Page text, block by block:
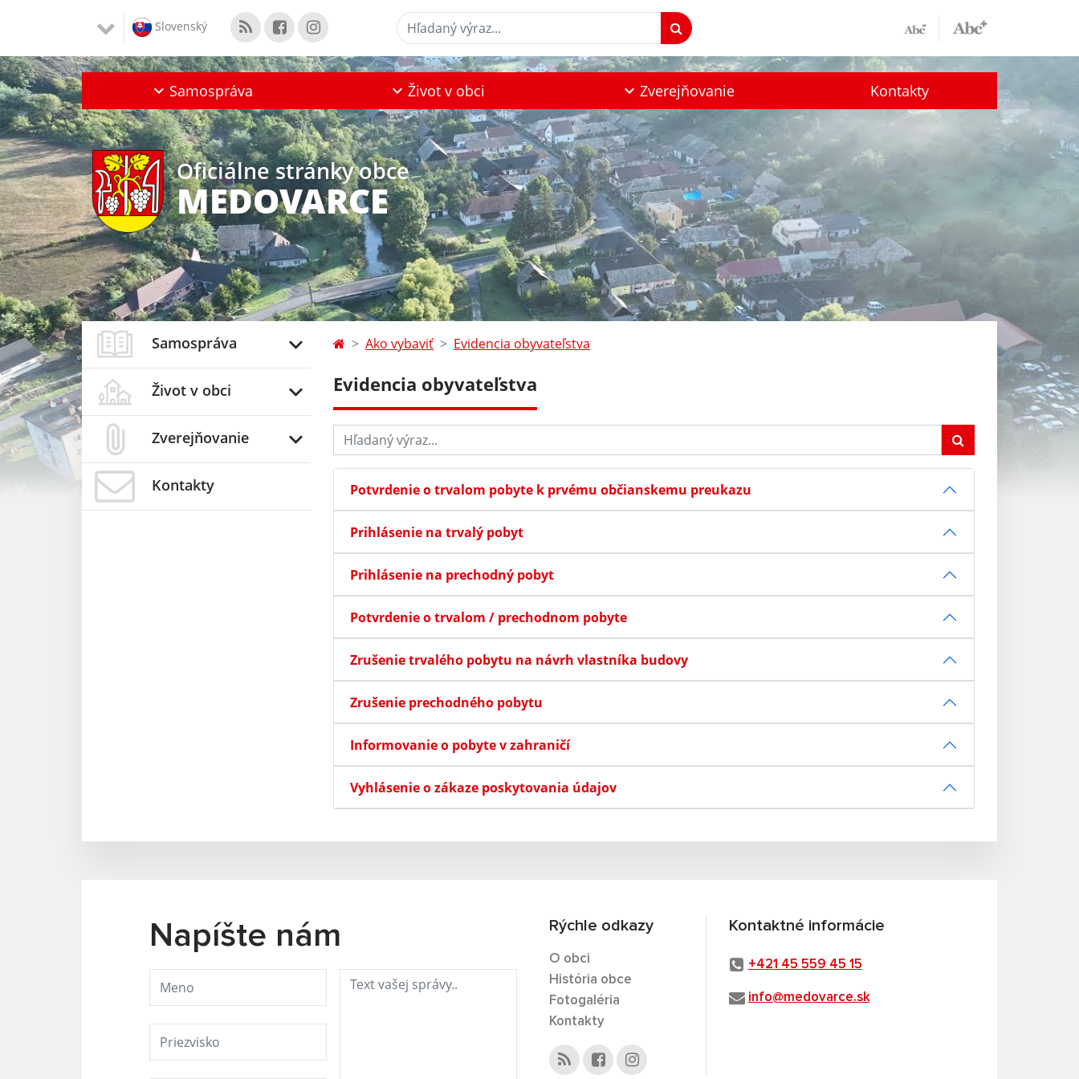
Slovenský Hľadaný výraz...
Samospráva Život v obci Zverejňovanie Kontakty
Oficiálne stránky obce
MEDOVARCE
Samospráva
Život v obci
Zverejňovanie
Kontakty
Ako vybaviť Evidencia obyvateľstva
Evidencia obyvateľstva
Hľadaný výraz...
Potvrdenie o trvalom pobyte k prvému občianskemu preukazu
Prihlásenie na trvalý pobyt
Prihlásenie na prechodný pobyt
Potvrdenie o trvalom / prechodnom pobyte
Zrušenie trvalého pobytu na návrh vlastníka budovy
Zrušenie prechodného pobytu
Informovanie o pobyte v zahraničí
Vyhlásenie o zákaze poskytovania údajov
Napíšte nám Rýchle odkazy
O obci
História obce
Fotogaléria
Kontakty
Kontaktné informácie
+421 45 559 45 15
info@medovarce.sk